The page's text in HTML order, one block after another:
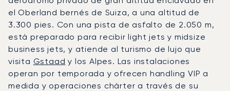
el Oberland bernés de Suiza, a una altitud de
3.300 pies. Con una pista de asfalto de 2.050 m,
está preparado para recibir light jets y midsize
business jets, y atiende al turismo de lujo que
visita Gstaad y los Alpes. Las instalaciones
operan por temporada y ofrecen handling VIP a
medida y operaciones chárter a través de su